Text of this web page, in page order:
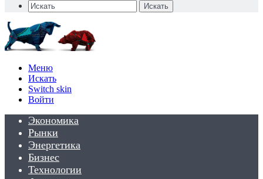
Искать
Меню
Искать
Switch skin
Войти
Экономика
Рынки
Энергетика
Бизнес
Технологии